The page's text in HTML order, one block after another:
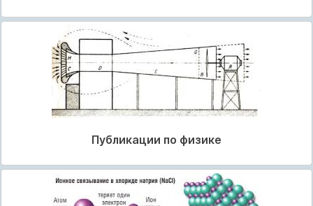
Публикации по физике